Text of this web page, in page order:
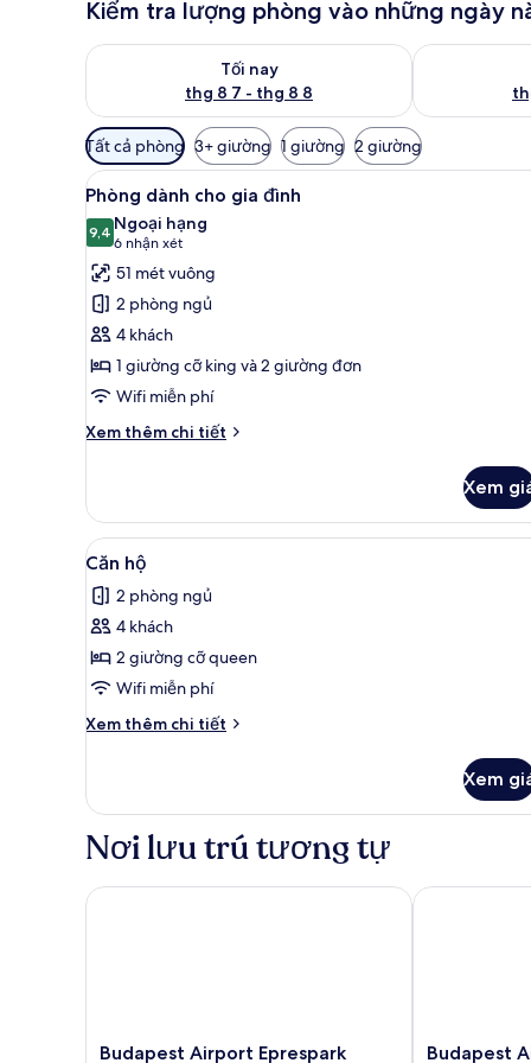
Kiểm tra lượng phòng vào những ngày
Tối nay
thg 8 7 - thg 8 8
Kiểm tra lượng phòng tối nay từ thg 8 7 - thg 8 8
Kiểm tra
Bộ
lọc
có
thể
dùng
để
lọc
tìm
phòng
Tất cả phòng 3+ giường 1 giường 2 giường
Xem
tất
cả
ảnh
Phòng
dành
cho
gia
đình
Phòng dành cho gia đình |
4
Phòng dành cho gia đình
9,49,4 trên 10
Ngoại hạng
6 nhận xét
(6
nhận
xét)
51 mét vuông
2 phòng ngủ
4 khách
1 giường cỡ king và 2 giường đơn
Wifi miễn phí
Xem thêm chi tiết
Chi
Phòng
dành
cho
đình
Xem
Xem
tất
cả
ảnh
Căn
hộ
Căn hộ | Minibar, két bảo
12
Căn hộ
2 phòng ngủ
4 khách
2 giường cỡ queen
Wifi miễn phí
Xem thêm chi tiết
Chi
Căn
Xem
Nơi lưu trú tương tự
Budapest
Budapest Airport Eprespark
Budapest Airport Eprespark Hotel
Budapest
Budapest
Budapest